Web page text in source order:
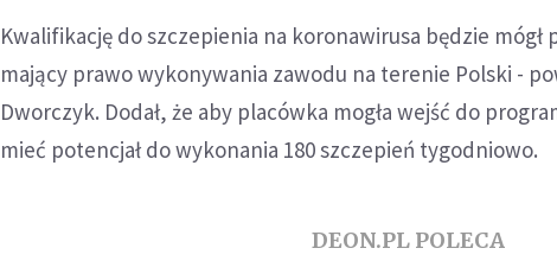
Kwalifikację do szczepienia na koronawirusa będzie
mający prawo wykonywania zawodu na terenie Polski -
Dworczyk. Dodał, że aby placówka mogła wejść do
mieć potencjał do wykonania 180 szczepień tygodniowo.
DEON.PL POLECA